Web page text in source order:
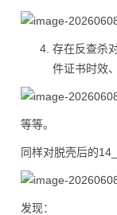
存在反查杀
件证书时效
等等。
同样对脱壳后的
发现：